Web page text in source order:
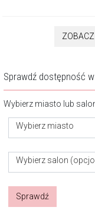
Sprawdź dostępność
Wybierz miasto lub
Wybierz miasto
Wybierz salon
Sprawdź